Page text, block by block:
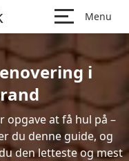
Menu
i
at få hul på –
du denne guide, og
den letteste og mest